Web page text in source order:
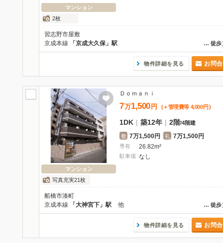
マンション
2枚
習志野市屋敷
… 徒歩
京成本線 「京成大久保」駅
物件詳細を見る お問
マンション
写真充実21枚
Ｄｏｍａｎｉ
7万1,500 円 (＋管理費等 4,000 円 )
1DK | 築12年 | 2階/4階建
敷 7万1,500円 礼 7万1,500円
専有 26.82m²
駐車場 なし
船橋市湊町
… 徒歩
京成本線 「大神宮下」駅 他
物件詳細を見る お問